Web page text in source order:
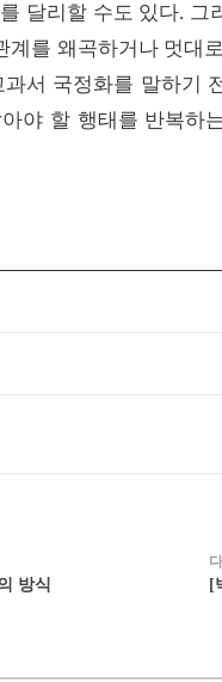
달리할 수도 있다.
계를 왜곡하거나 멋대
서 국정화를 말하기
야 할 행태를 반복하
방식 [